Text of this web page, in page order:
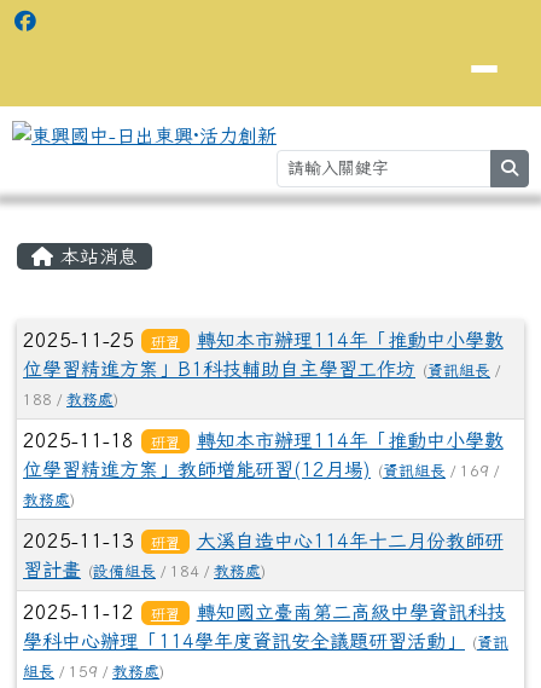
本站消息
文章列表
2025-11-25 研習
轉知本市辦理114年「推動中小學數
位學習精進方案」B1科技輔助自主學習工作坊
(資訊組長 /
188 / 教務處)
2025-11-18 研習
轉知本市辦理114年「推動中小學數
位學習精進方案」教師增能研習(12月場)
(資訊組長 / 169 /
教務處)
2025-11-13 研習
大溪自造中心114年十二月份教師研
習計畫 (設備組長 / 184 / 教務處)
2025-11-12 研習
轉知國立臺南第二高級中學資訊科技
學科中心辦理「114學年度資訊安全議題研習活動」
(資訊
組長 / 159 / 教務處)